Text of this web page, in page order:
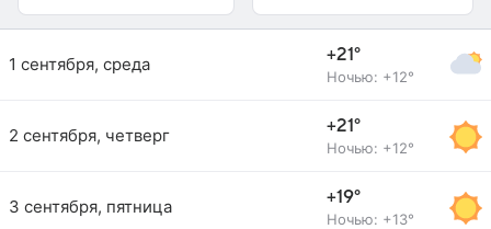
1 сентября, среда +21°
Ночью: +12°
2 сентября, четверг +21°
Ночью: +12°
3 сентября, пятница +19°
Ночью: +13°